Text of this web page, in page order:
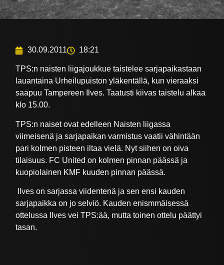
30.09.2011 18:21
TPS:n naisten liigajoukkue taistelee sarjapaikastaan
lauantaina Urheilupuiston yläkentällä, kun vieraaksi
saapuu Tampereen Ilves. Taatusti kiivas taistelu alkaa
klo 15.00.
TPS:n naiset ovat edelleen Naisten liigassa
viimeisenä ja sarjapaikan varmistus vaatii vähintään
pari kolmen pisteen iltaa vielä. Nyt siihen on oiva
tilaisuus. FC United on kolmen pinnan päässä ja
kuopiolainen KMF kuuden pinnan päässä.
Ilves on sarjassa viidentenä ja sen ensi kauden
sarjapaikka on jo selviö. Kauden enismmäisessä
ottelussa Ilves vei TPS:ää, mutta toinen ottelu päättyi
tasan.